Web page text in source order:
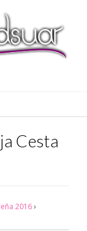
Cesta
2016›